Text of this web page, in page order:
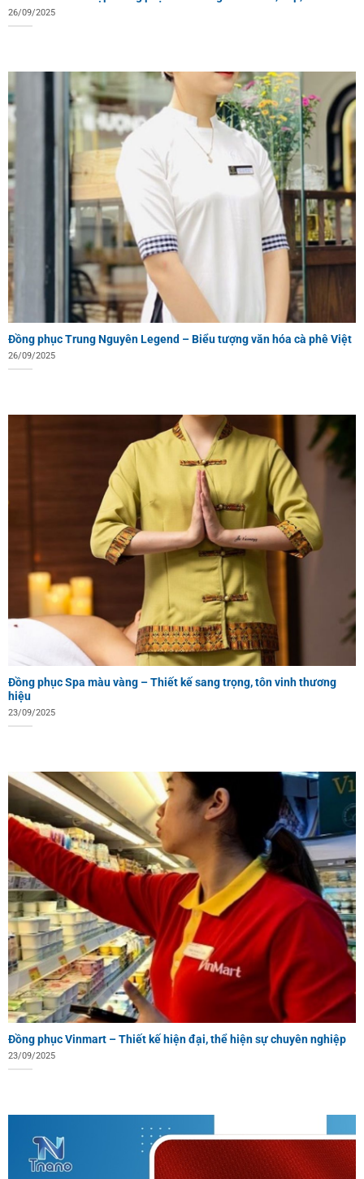
26/09/2025
Đồng phục Trung Nguyên Legend – Biểu tượng văn hóa cà phê Việt
26/09/2025
Đồng phục Spa màu vàng – Thiết kế sang trọng, tôn vinh thương
hiệu
23/09/2025
Đồng phục Vinmart – Thiết kế hiện đại, thể hiện sự chuyên nghiệp
23/09/2025